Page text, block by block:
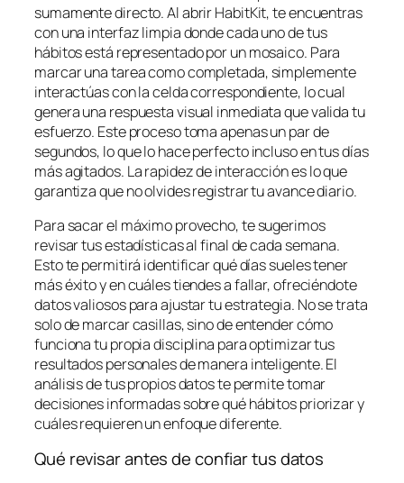
sumamente directo. Al abrir HabitKit, te encuentras
con una interfaz limpia donde cada uno de tus
hábitos está representado por un mosaico. Para
marcar una tarea como completada, simplemente
interactúas con la celda correspondiente, lo cual
genera una respuesta visual inmediata que valida tu
esfuerzo. Este proceso toma apenas un par de
segundos, lo que lo hace perfecto incluso en tus días
más agitados. La rapidez de interacción es lo que
garantiza que no olvides registrar tu avance diario.
Para sacar el máximo provecho, te sugerimos
revisar tus estadísticas al final de cada semana.
Esto te permitirá identificar qué días sueles tener
más éxito y en cuáles tiendes a fallar, ofreciéndote
datos valiosos para ajustar tu estrategia. No se trata
solo de marcar casillas, sino de entender cómo
funciona tu propia disciplina para optimizar tus
resultados personales de manera inteligente. El
análisis de tus propios datos te permite tomar
decisiones informadas sobre qué hábitos priorizar y
cuáles requieren un enfoque diferente.
Qué revisar antes de confiar tus datos